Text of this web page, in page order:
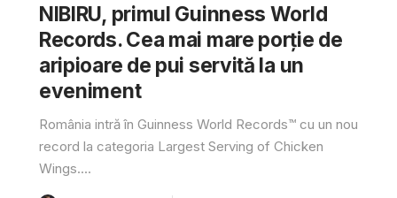
NIBIRU, primul Guinness World
Records. Cea mai mare porție de
aripioare de pui servită la un
eveniment
România intră în Guinness World Records™️ cu un nou
record la categoria Largest Serving of Chicken
Wings....